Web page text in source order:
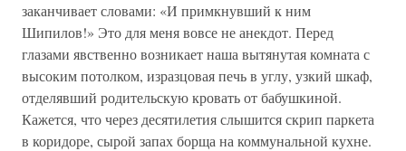
заканчивает словами: «И примкнувший к ним
Шипилов!» Это для меня вовсе не анекдот. Перед
глазами явственно возникает наша вытянутая комната с
высоким потолком, изразцовая печь в углу, узкий шкаф,
отделявший родительскую кровать от бабушкиной.
Кажется, что через десятилетия слышится скрип паркета
в коридоре, сырой запах борща на коммунальной кухне.